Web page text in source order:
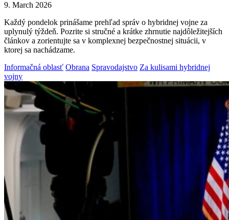
9. March 2026
Každý pondelok prinášame prehľad správ o hybridnej vojne za
uplynulý týždeň. Pozrite si stručné a krátke zhrnutie najdôležitejších
článkov a zorientujte sa v komplexnej bezpečnostnej situácii, v
ktorej sa nachádzame.
Informačná oblasť Obrana Spravodajstvo Za kulisami hybridnej
vojny